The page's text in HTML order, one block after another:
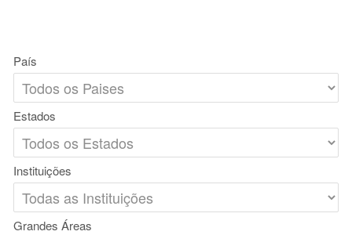
País
Estados
Instituições
Grandes Áreas